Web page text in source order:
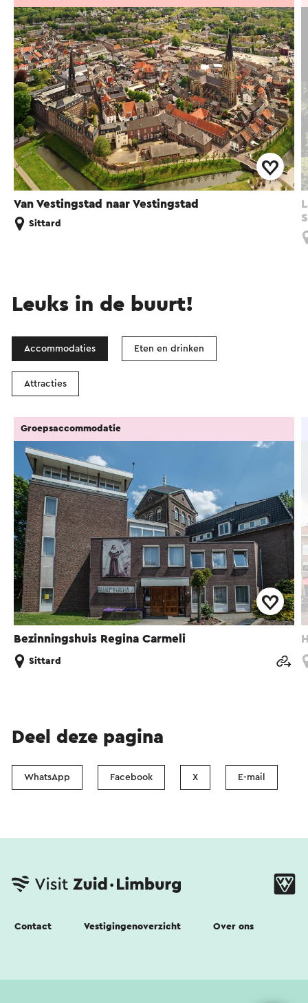
Van Vestingstad naar Vestingstad
Sittard
Leuks in de buurt!
Accommodaties Eten en drinken
Attracties
Bezinningshuis Regina Carmeli
Groepsaccommodatie
Sittard
Deel deze pagina
WhatsApp Facebook X E-mail
Contact Vestigingenoverzicht Over ons